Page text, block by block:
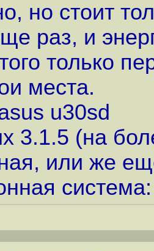
но стоит
раз, и
только
места.
u30sd
3.1.5 (на
или же